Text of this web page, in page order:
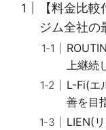
【料金比
ジム全社の
上継続
L-Fi(エ
善を目
LIEN(